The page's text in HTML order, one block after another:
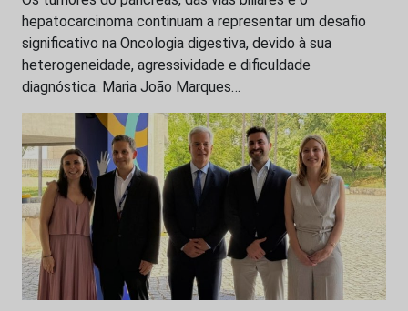
hepatocarcinoma continuam a representar um desafio
significativo na Oncologia digestiva, devido à sua
heterogeneidade, agressividade e dificuldade
diagnóstica. Maria João Marques…